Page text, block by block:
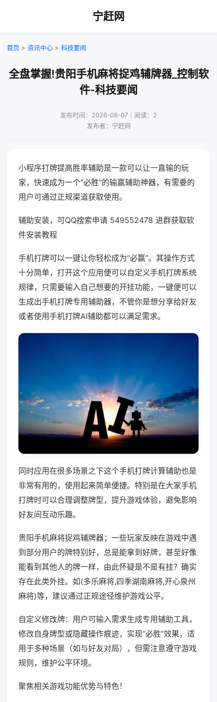
宁赶网
首页 > 资讯中心 > 科技要闻
全盘掌握!贵阳手机麻将捉鸡辅牌器_控制软
件-科技要闻
发布时间：2026-08-07｜阅读：2
发布者：宁赶网
小程序打牌提高胜率辅助是一款可以让一直输的玩
家，快速成为一个“必胜”的输赢辅助神器，有需要的
用户可通过正规渠道获取使用。
辅助安装，可QQ搜索申请 549552478 进群获取软
件安装教程
手机打牌可以一键让你轻松成为“必赢”。其操作方式
十分简单，打开这个应用便可以自定义手机打牌系统
规律，只需要输入自己想要的开挂功能，一键便可以
生成出手机打牌专用辅助器，不管你是想分享给好友
或者使用手机打牌AI辅助都可以满足需求。
同时应用在很多场景之下这个手机打牌计算辅助也是
非常有用的，使用起来简单便捷。特别是在大家手机
打牌时可以合理调整牌型，提升游戏体验，避免影响
好友间互动乐趣。
贵阳手机麻将捉鸡辅牌器；一些玩家反映在游戏中遇
到部分用户的牌特别好，总是能拿到好牌，甚至好像
能看到其他人的牌一样，由此怀疑是不是有挂？确实
存在此类外挂。如(多乐麻将,四季湖南麻将,开心泉州
麻将)等，建议通过正规途径维护游戏公平。
自定义修改牌：用户可输入需求生成专用辅助工具，
修改自身牌型或隐藏操作痕迹，实现“必胜”效果，适
用于多种场景（如与好友对局），但需注意遵守游戏
规则，维护公平环境。
聚焦相关游戏功能优势与特色！